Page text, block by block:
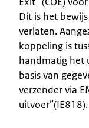
Dit is het
verlaten.
koppeling is
handmatig het
basis van
verzender via
uitvoer”(IE818).